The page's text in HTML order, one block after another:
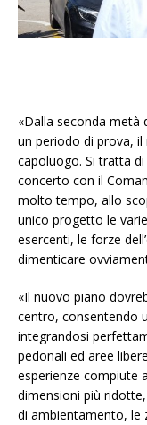
«Dalla seconda metà
un periodo di prova,
capoluogo. Si tratta
concerto con il
molto tempo, allo
unico progetto le
esercenti, le forze
dimenticare
«Il nuovo piano
centro, consentendo
integrandosi
pedonali ed aree
esperienze compiute
dimensioni più
di ambientamento, le